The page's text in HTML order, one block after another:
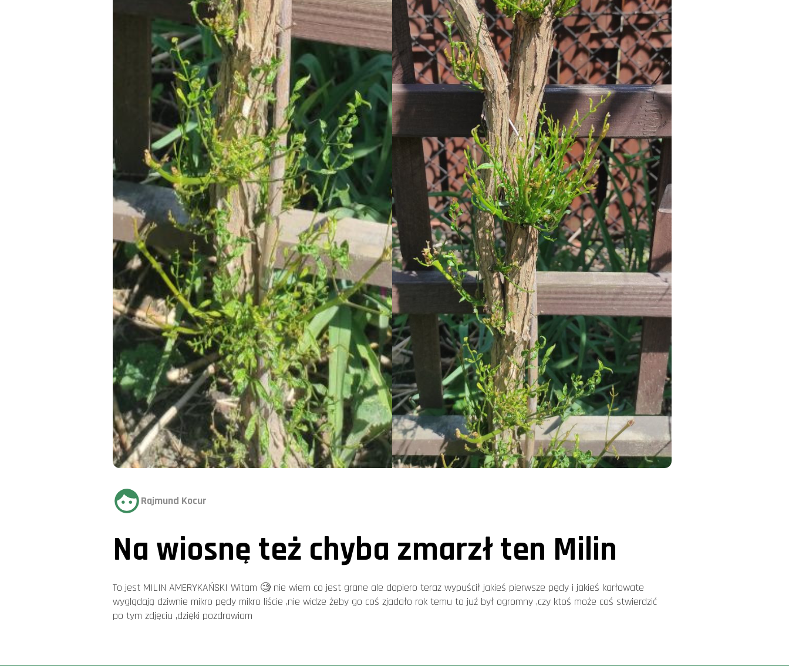
Rajmund Kocur
Na wiosnę też chyba zmarzł ten Milin
To jest MILIN AMERYKAŃSKI Witam 🧐 nie wiem co jest grane ale dopiero teraz wypuścił jakieś pierwsze pędy i jakieś karłowate
wyglądają dziwnie mikro pędy mikro liście ,nie widze żeby go coś zjadało rok temu to juź był ogromny ,czy ktoś może coś stwierdzić
po tym zdjęciu ,dzięki pozdrawiam